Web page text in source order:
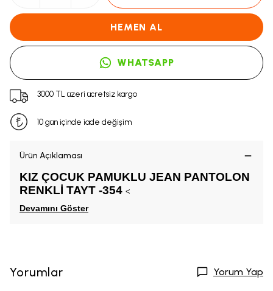
HEMEN AL
WHATSAPP
3000 TL üzeri ücretsiz kargo
10 gün içinde iade değişim
Ürün Açıklaması
KIZ ÇOCUK PAMUKLU JEAN PANTOLON
RENKLİ TAYT -354 <
Devamını Göster
Yorumlar Yorum Yap